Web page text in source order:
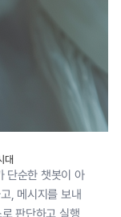
대
단순한 챗봇이 아
, 메시지를 보내
판단하고 실행